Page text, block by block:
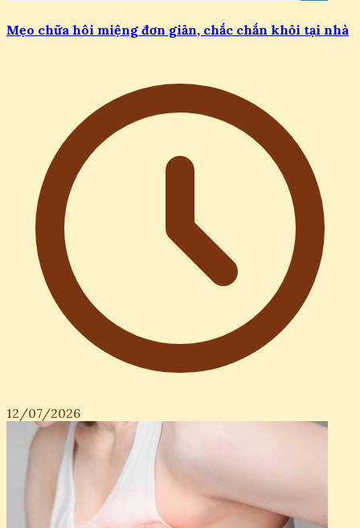
Mẹo chữa hôi miệng đơn giản, chắc chắn khỏi tại nhà
12/07/2026